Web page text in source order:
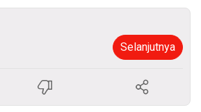
Selanjutnya